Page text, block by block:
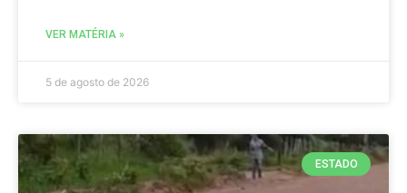
VER MATÉRIA »
5 de agosto de 2026
ESTADO